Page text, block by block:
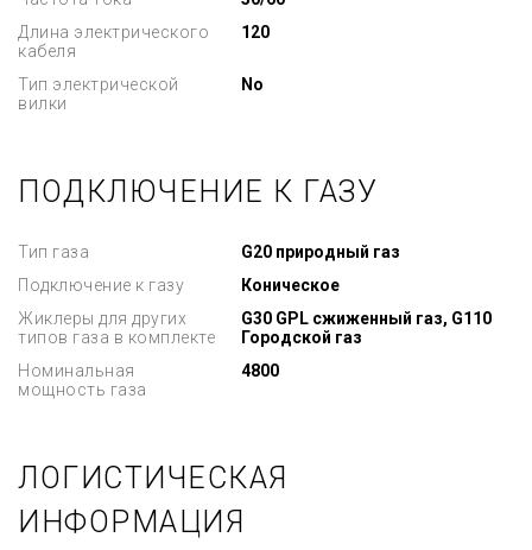
Длина электрического
кабеля
120
Тип электрической
вилки
No
ПОДКЛЮЧЕНИЕ К ГАЗУ
Тип газа
G20 природный газ
Подключение к газу
Коническое
Жиклеры для других
типов газа в комплекте
G30 GPL сжиженный газ, G110
Городской газ
Номинальная
мощность газа
4800
ЛОГИСТИЧЕСКАЯ
ИНФОРМАЦИЯ